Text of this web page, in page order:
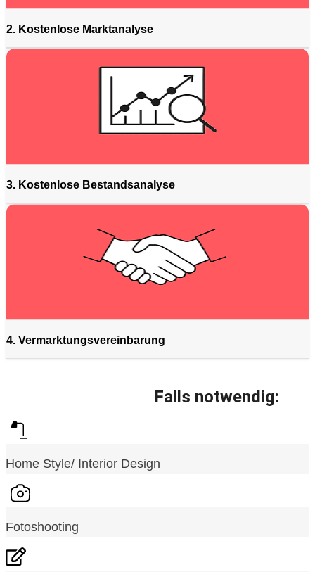
2. Kostenlose Marktanalyse
3. Kostenlose Bestandsanalyse
4. Vermarktungsvereinbarung
Falls notwendig:
Home Style/ Interior Design
Fotoshooting